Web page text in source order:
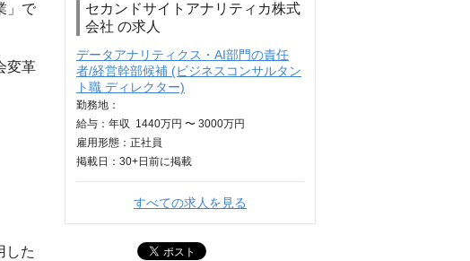
」で
変革
した
セカンドサイトアナリティカ株式
会社 の求人
データアナリティクス・AI部門の責任
者/経営幹部候補 (ビジネスコンサルタン
ト職 ディレクター)
勤務地：
給与： 年収 1440万円 〜 3000万円
雇用形態：正社員
掲載日： 30+日 前に掲載
すべての求人を見る